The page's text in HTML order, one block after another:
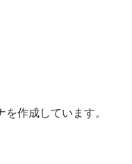
作成しています。